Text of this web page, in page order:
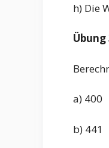
h) Die
Übung
a) 400
b) 441